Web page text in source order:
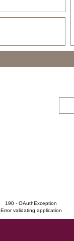
190 - OAuthException
Error validating application